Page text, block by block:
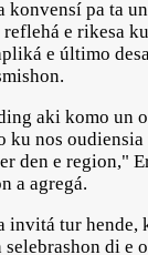
konvensí pa ta
e rikesa
e último
aki komo un
ku nos oudiensia
den e region,"
a agregá.
invitá tur hende,
di e